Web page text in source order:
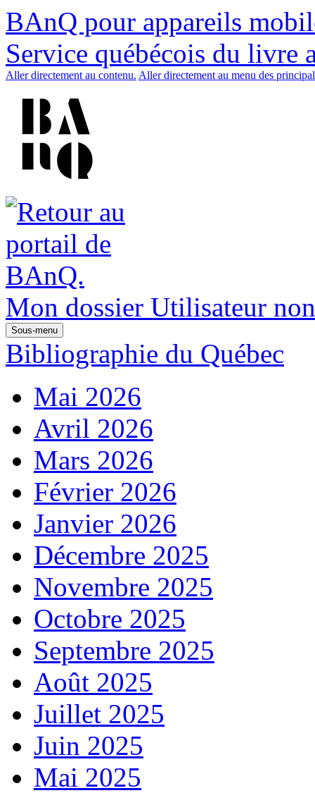
BAnQ pour appareils
Service québécois du livre
Aller directement au contenu. Aller directement au menu des
Mon dossier Utilisateur
Sous-menu
Bibliographie du Québec
Mai 2026
Avril 2026
Mars 2026
Février 2026
Janvier 2026
Décembre 2025
Novembre 2025
Octobre 2025
Septembre 2025
Août 2025
Juillet 2025
Juin 2025
Mai 2025